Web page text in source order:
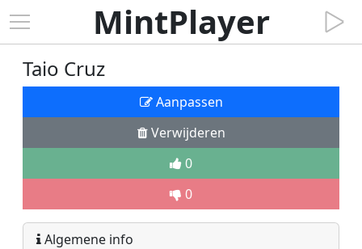
MintPlayer
Taio Cruz
Aanpassen
Verwijderen
0
0
Algemene info